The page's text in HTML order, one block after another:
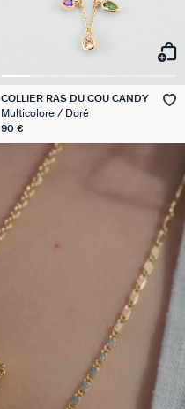
COLLIER RAS DU COU CANDY
Multicolore / Doré
90 €